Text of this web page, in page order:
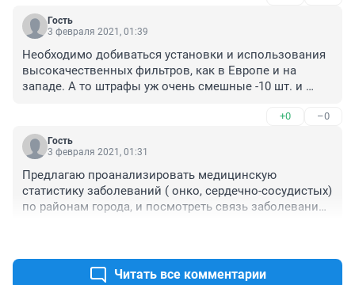
Гость
3 февраля 2021, 01:39
Необходимо добиваться установки и использования
высокачественных фильтров, как в Европе и на
западе. А то штрафы уж очень смешные -10 шт. и
безнаказанно себя чувствуют, поэтому ничего менять
ради простых людишек не будут.
+0 –0
Гость
3 февраля 2021, 01:31
Предлагаю проанализировать медицинскую
статистику заболеваний ( онко, сердечно-сосудистых)
по районам города, и посмотреть связь заболеваний
Читать все комментарии